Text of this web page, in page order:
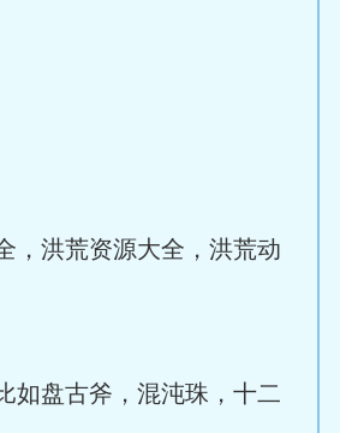
洪荒资源大全，洪荒动
盘古斧，混沌珠，十二